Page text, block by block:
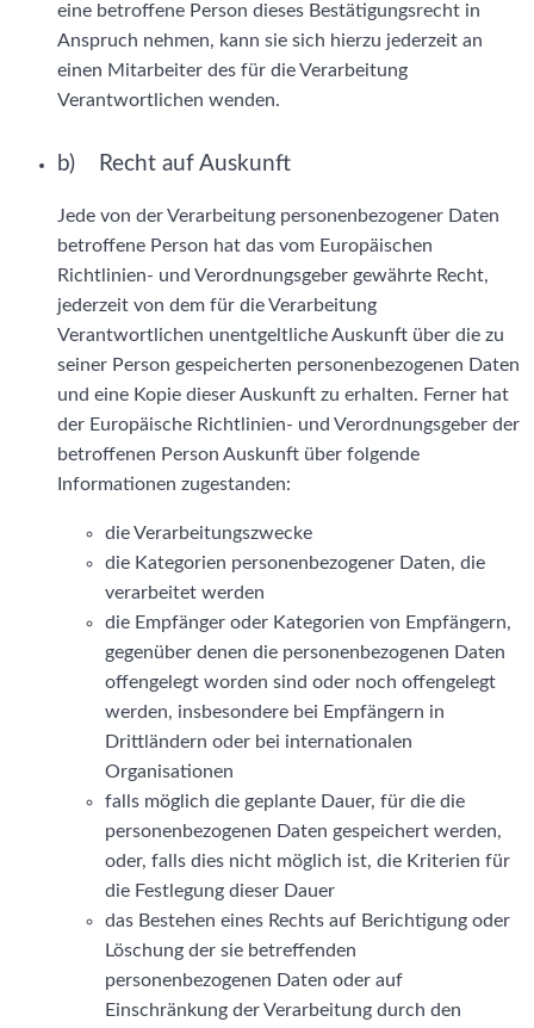
eine betroffene Person dieses Bestätigungsrecht in
Anspruch nehmen, kann sie sich hierzu jederzeit an
einen Mitarbeiter des für die Verarbeitung
Verantwortlichen wenden.
b) Recht auf Auskunft
Jede von der Verarbeitung personenbezogener Daten
betroffene Person hat das vom Europäischen
Richtlinien- und Verordnungsgeber gewährte Recht,
jederzeit von dem für die Verarbeitung
Verantwortlichen unentgeltliche Auskunft über die zu
seiner Person gespeicherten personenbezogenen Daten
und eine Kopie dieser Auskunft zu erhalten. Ferner hat
der Europäische Richtlinien- und Verordnungsgeber der
betroffenen Person Auskunft über folgende
Informationen zugestanden:
die Verarbeitungszwecke
die Kategorien personenbezogener Daten, die
verarbeitet werden
die Empfänger oder Kategorien von Empfängern,
gegenüber denen die personenbezogenen Daten
offengelegt worden sind oder noch offengelegt
werden, insbesondere bei Empfängern in
Drittländern oder bei internationalen
Organisationen
falls möglich die geplante Dauer, für die die
personenbezogenen Daten gespeichert werden,
oder, falls dies nicht möglich ist, die Kriterien für
die Festlegung dieser Dauer
das Bestehen eines Rechts auf Berichtigung oder
Löschung der sie betreffenden
personenbezogenen Daten oder auf
Einschränkung der Verarbeitung durch den